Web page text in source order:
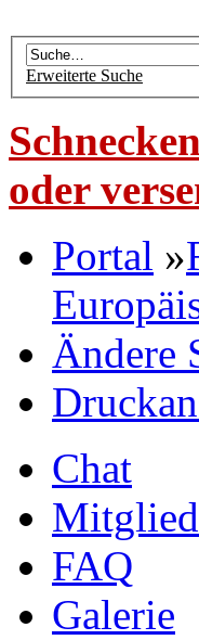
Erweiterte Suche
oder
Portal »
Ändere
Chat
FAQ
Galerie